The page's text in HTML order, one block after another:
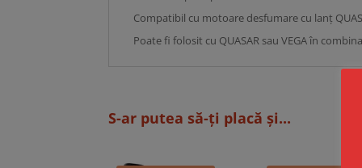
Compatibil cu motoare desfumare cu lanț
Poate fi folosit cu QUASAR sau VEGA în
S-ar putea să-ți placă și...